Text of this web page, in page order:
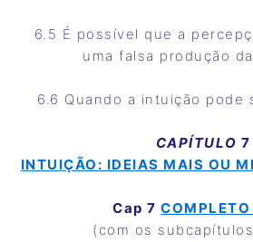
6.5 É possível que a
uma falsa produção
6.6 Quando a intuição pode
CAPÍTULO 7
INTUIÇÃO: IDEIAS MAIS OU
Cap 7COMPLETO
(com os